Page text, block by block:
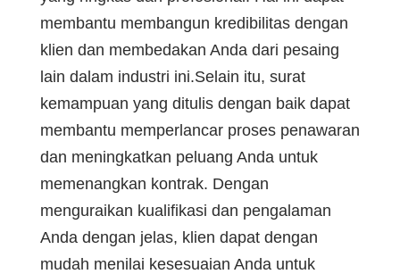
membantu membangun kredibilitas dengan
klien dan membedakan Anda dari pesaing
lain dalam industri ini.Selain itu, surat
kemampuan yang ditulis dengan baik dapat
membantu memperlancar proses penawaran
dan meningkatkan peluang Anda untuk
memenangkan kontrak. Dengan
menguraikan kualifikasi dan pengalaman
Anda dengan jelas, klien dapat dengan
mudah menilai kesesuaian Anda untuk